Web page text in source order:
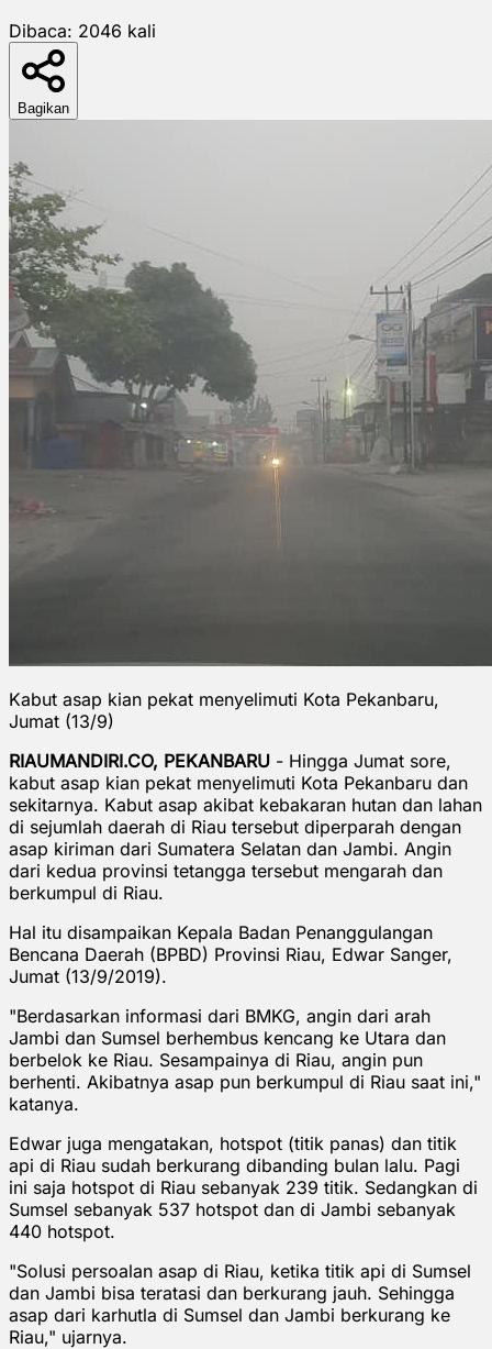
Dibaca: 2046 kali
Bagikan
Kabut asap kian pekat menyelimuti Kota Pekanbaru,
Jumat (13/9)
RIAUMANDIRI.CO, PEKANBARU - Hingga Jumat sore,
kabut asap kian pekat menyelimuti Kota Pekanbaru dan
sekitarnya. Kabut asap akibat kebakaran hutan dan lahan
di sejumlah daerah di Riau tersebut diperparah dengan
asap kiriman dari Sumatera Selatan dan Jambi. Angin
dari kedua provinsi tetangga tersebut mengarah dan
berkumpul di Riau.
Hal itu disampaikan Kepala Badan Penanggulangan
Bencana Daerah (BPBD) Provinsi Riau, Edwar Sanger,
Jumat (13/9/2019).
"Berdasarkan informasi dari BMKG, angin dari arah
Jambi dan Sumsel berhembus kencang ke Utara dan
berbelok ke Riau. Sesampainya di Riau, angin pun
berhenti. Akibatnya asap pun berkumpul di Riau saat ini,"
katanya.
Edwar juga mengatakan, hotspot (titik panas) dan titik
api di Riau sudah berkurang dibanding bulan lalu. Pagi
ini saja hotspot di Riau sebanyak 239 titik. Sedangkan di
Sumsel sebanyak 537 hotspot dan di Jambi sebanyak
440 hotspot.
"Solusi persoalan asap di Riau, ketika titik api di Sumsel
dan Jambi bisa teratasi dan berkurang jauh. Sehingga
asap dari karhutla di Sumsel dan Jambi berkurang ke
Riau," ujarnya.